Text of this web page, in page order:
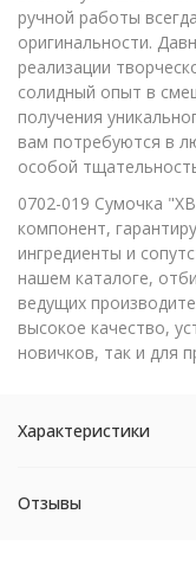
ручной работы
оригинальности.
реализации
солидный опыт в
получения
вам потребуются в
особой
0702-019 Сумочка
компонент,
ингредиенты и
нашем каталоге,
ведущих
высокое качество,
новичков, так и для
Характеристики
Отзывы